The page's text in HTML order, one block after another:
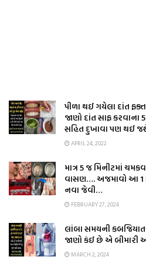
પીળા થઈ ગયેલા દાંત
જાણો દાંત સાફ
સહિત દુખાવા પણ થઈ
APRIL 24, 2022
માત્ર 5 જ મિનીટમાં
વાસણ…. અજમાવો આ 1
નવા જેવી…
FEBRUARY 27, 2024
લાંબા સમયની
જાણો કંઈ છે એ બીમારી
MARCH 2, 2024